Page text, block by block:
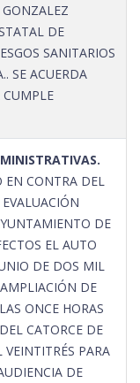
DE
SANITARIOS
SE ACUERDA
CUMPLE
EN CONTRA DEL
DE
EL AUTO
DE DOS MIL
DE
ONCE HORAS
CATORCE DE
PARA
DE